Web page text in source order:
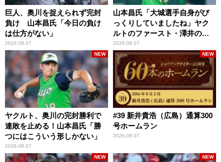
巨人、奥川を捉えられず完封
負け 山本昌氏「今日の負け
は仕方がない」
2026.08.07
山本昌氏「大城選手自身がび
っくりしていましたね」ヤク
ルトのファースト・澤井の判
断を評価
2026.08.07
ヤクルト、奥川の完封勝利で
連敗を止める！山本昌氏「勝
つにはこういう形しかない」
2026.08.07
NEW
#39 新井貴浩（広島）通算300
号ホームラン
2026.08.07
NEW
NEW NEW